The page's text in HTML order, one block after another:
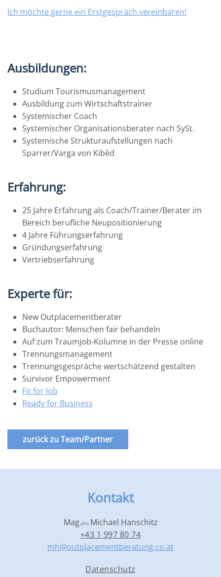
Ich möchte gerne ein Erstgespräch vereinbaren!
Ausbildungen:
Studium Tourismusmanagement
Ausbildung zum Wirtschaftstrainer
Systemischer Coach
Systemischer Organisationsberater nach SySt.
Systemische Strukturaufstellungen nach
Sparrer/Varga von Kibèd
Erfahrung:
25 Jahre Erfahrung als Coach/Trainer/Berater im
Bereich berufliche Neupositionierung
4 Jahre Führungserfahrung
Gründungserfahrung
Vertriebserfahrung
Experte für:
New Outplacementberater
Buchautor: Menschen fair behandeln
Auf zum Traumjob-Kolumne in der Presse online
Trennungsmanagement
Trennungsgespräche wertschätzend gestalten
Survivor Empowerment
Fit for Job
Ready for Business
zurück zu Team/Partner
Kontakt
Mag.(FH)Michael Hanschitz
+43 1 997 80 74
mh@outplacementberatung.co.at
Datenschutz